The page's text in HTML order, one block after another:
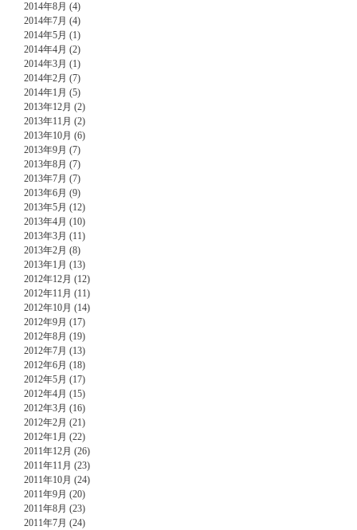
2014年8月 (4)
2014年7月 (4)
2014年5月 (1)
2014年4月 (2)
2014年3月 (1)
2014年2月 (7)
2014年1月 (5)
2013年12月 (2)
2013年11月 (2)
2013年10月 (6)
2013年9月 (7)
2013年8月 (7)
2013年7月 (7)
2013年6月 (9)
2013年5月 (12)
2013年4月 (10)
2013年3月 (11)
2013年2月 (8)
2013年1月 (13)
2012年12月 (12)
2012年11月 (11)
2012年10月 (14)
2012年9月 (17)
2012年8月 (19)
2012年7月 (13)
2012年6月 (18)
2012年5月 (17)
2012年4月 (15)
2012年3月 (16)
2012年2月 (21)
2012年1月 (22)
2011年12月 (26)
2011年11月 (23)
2011年10月 (24)
2011年9月 (20)
2011年8月 (23)
2011年7月 (24)